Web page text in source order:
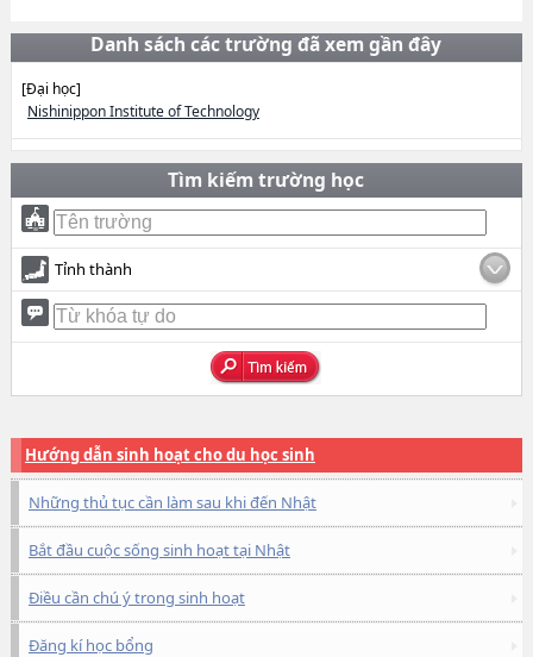
Danh sách các trường đã xem gần đây
[Đại học]
Nishinippon Institute of Technology
Tìm kiếm trường học
Tỉnh thành
Hướng dẫn sinh hoạt cho du học sinh
Những thủ tục cần làm sau khi đến Nhật
Bắt đầu cuộc sống sinh hoạt tại Nhật
Điều cần chú ý trong sinh hoạt
Đăng kí học bổng